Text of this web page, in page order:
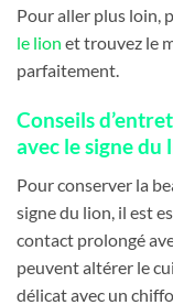
Pour aller plus loin,
le lion et trouvez le
parfaitement.
Conseils
avec le signe du
Pour conserver la
signe du lion, il est
contact prolongé
peuvent altérer le
délicat avec un